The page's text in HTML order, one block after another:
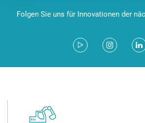
Folgen Sie uns für Innovationen der